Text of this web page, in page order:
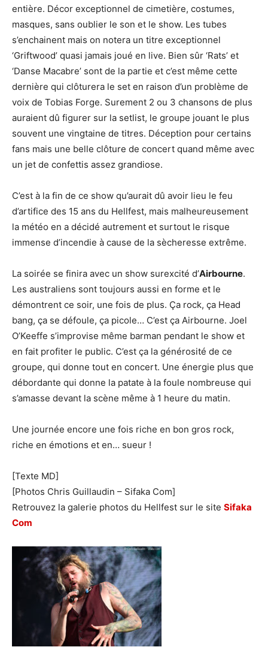
entière. Décor exceptionnel de cimetière, costumes,
masques, sans oublier le son et le show. Les tubes
s’enchainent mais on notera un titre exceptionnel
‘Griftwood’ quasi jamais joué en live. Bien sûr ‘Rats’ et
‘Danse Macabre’ sont de la partie et c’est même cette
dernière qui clôturera le set en raison d’un problème de
voix de Tobias Forge. Surement 2 ou 3 chansons de plus
auraient dû figurer sur la setlist, le groupe jouant le plus
souvent une vingtaine de titres. Déception pour certains
fans mais une belle clôture de concert quand même avec
un jet de confettis assez grandiose.
C’est à la fin de ce show qu’aurait dû avoir lieu le feu
d’artifice des 15 ans du Hellfest, mais malheureusement
la météo en a décidé autrement et surtout le risque
immense d’incendie à cause de la sècheresse extrême.
La soirée se finira avec un show surexcité d’Airbourne.
Les australiens sont toujours aussi en forme et le
démontrent ce soir, une fois de plus. Ça rock, ça Head
bang, ça se défoule, ça picole… C’est ça Airbourne. Joel
O’Keeffe s’improvise même barman pendant le show et
en fait profiter le public. C’est ça la générosité de ce
groupe, qui donne tout en concert. Une énergie plus que
débordante qui donne la patate à la foule nombreuse qui
s’amasse devant la scène même à 1 heure du matin.
Une journée encore une fois riche en bon gros rock,
riche en émotions et en… sueur !
[Texte MD]
[Photos Chris Guillaudin – Sifaka Com]
Retrouvez la galerie photos du Hellfest sur le site Sifaka
Com